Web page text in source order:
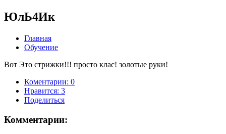
ЮлЬ4Ик
Главная
Обучение
Вот Это стрижки!!! просто клас! золотые руки!
Коментарии: 0
Нравится: 3
Поделиться
Комментарии: